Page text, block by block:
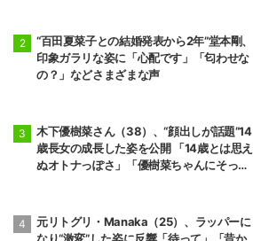
“百田夏菜子との結婚発表から2年”堂本剛、
印象ガラリな姿に「心配です」「匂わせな
の？」などさまざまな声
木下優樹菜さん（38）、“顔出しが話題”14
歳長女の成長した姿を公開 「14歳とは思え
ぬオトナっぽさ」「優樹菜ちゃんにそっく
元リトグリ・Manaka（25）、ラッパーに
なり“激変”した姿に反響「待って」「昔か